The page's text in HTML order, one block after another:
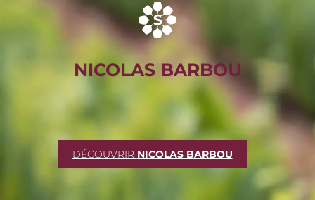
NICOLAS BARBOU
DÉCOUVRIR NICOLAS BARBOU